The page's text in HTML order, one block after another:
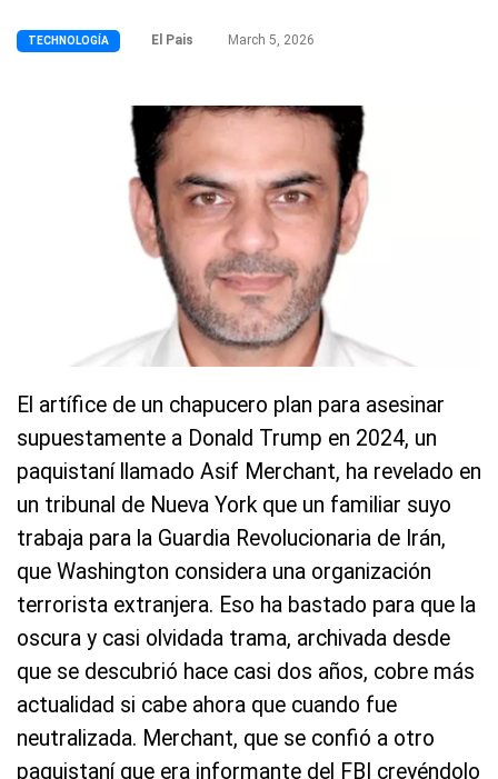
TECHNOLOGÍA El Pais March 5, 2026
El artífice de un chapucero plan para asesinar
supuestamente a Donald Trump en 2024, un
paquistaní llamado Asif Merchant, ha revelado en
un tribunal de Nueva York que un familiar suyo
trabaja para la Guardia Revolucionaria de Irán,
que Washington considera una organización
terrorista extranjera. Eso ha bastado para que la
oscura y casi olvidada trama, archivada desde
que se descubrió hace casi dos años, cobre más
actualidad si cabe ahora que cuando fue
neutralizada. Merchant, que se confió a otro
paquistaní que era informante del FBI creyéndolo